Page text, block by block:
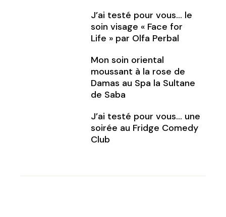
J’ai testé pour vous… le
soin visage « Face for
Life » par Olfa Perbal
Mon soin oriental
moussant à la rose de
Damas au Spa la Sultane
de Saba
J’ai testé pour vous… une
soirée au Fridge Comedy
Club